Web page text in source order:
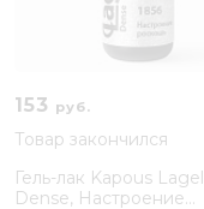
153 руб.
Товар закончился
Гель-лак Kapous Lagel
Dense, Настроение